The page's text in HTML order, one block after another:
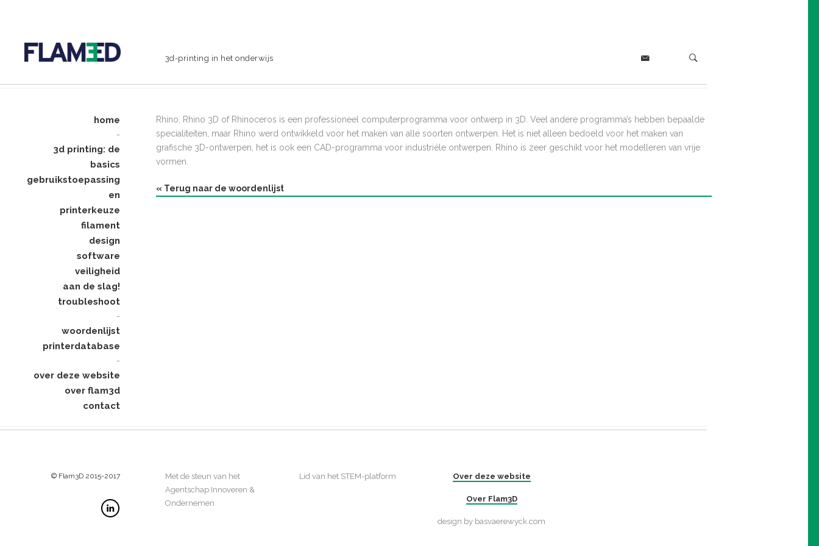
3d-printing in het onderwijs
home
-
3d printing: de
basics
gebruikstoepassing
en
printerkeuze
filament
design
software
veiligheid
aan de slag!
troubleshoot
-
woordenlijst
printerdatabase
-
over deze website
over flam3d
contact
Rhino, Rhino 3D of Rhinoceros is een professioneel computerprogramma voor ontwerp in 3D. Veel andere programma’s hebben bepaalde
specialiteiten, maar Rhino werd ontwikkeld voor het maken van alle soorten ontwerpen. Het is niet alleen bedoeld voor het maken van
grafische 3D-ontwerpen, het is ook een CAD-programma voor industriële ontwerpen. Rhino is zeer geschikt voor het modelleren van vrije
vormen.
« Terug naar de woordenlijst
© Flam3D 2015-2017
Met de steun van het
Agentschap Innoveren &
Ondernemen
Lid van het STEM-platform Over deze website
Over Flam3D
design by basvaerewyck.com